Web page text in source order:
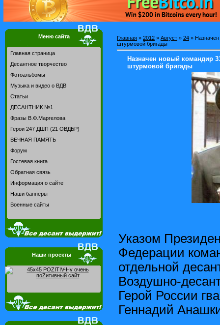
Меню сайта
Главная страница
Десантное творчество
Фотоальбомы
Музыка и видео о ВДВ
Статьи
ДЕСАНТНИК №1
Фразы В.Ф.Маргелова
Герои 247 ДШП (21 ОВДБР)
ВЕЧНАЯ ПАМЯТЬ
Форум
Гостевая книга
Обратная связь
Информация о сайте
Наши баннеры
Военные сайты
Наши проекты
Главная » 2012 » Август » 24 » Назначен
штурмовой бригады
Назначен новый командир
штурмовой бригады
Указом
Федерации
отдельной
Воздушно-
Герой России
Геннадий